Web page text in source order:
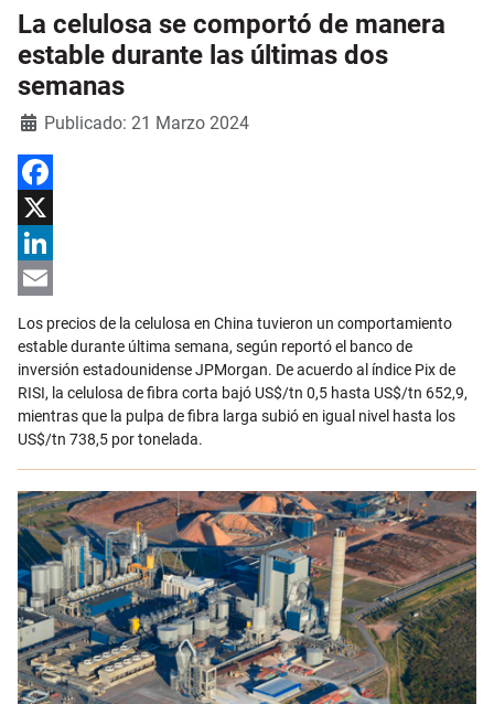
La celulosa se comportó de manera
estable durante las últimas dos
semanas
DetallesPublicado: 21 Marzo 2024
Facebook
X
LinkedIn
Email
Los precios de la celulosa en China tuvieron un comportamiento
estable durante última semana, según reportó el banco de
inversión estadounidense JPMorgan. De acuerdo al índice Pix de
RISI, la celulosa de fibra corta bajó US$/tn 0,5 hasta US$/tn 652,9,
mientras que la pulpa de fibra larga subió en igual nivel hasta los
US$/tn 738,5 por tonelada.